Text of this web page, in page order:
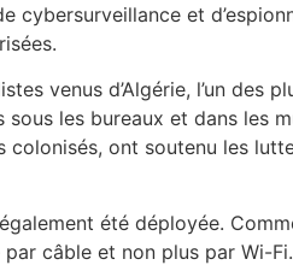
cybersurveillance et
venus d’Algérie, l’un des
les bureaux et dans les
ont soutenu les
été déployée.
câble et non plus par Wi-